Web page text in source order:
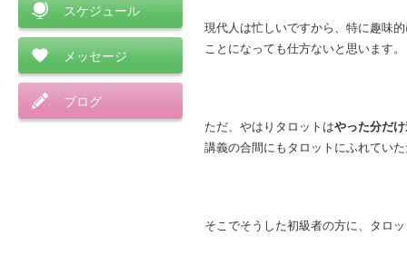
現代人は忙しいですから、特に趣味
ことになっても仕方ないと思います。
ただ、やはりタロットはやった分だ
講義の合間にもタロットにふれてい
そこでそうした初級者の方に、タロ
スケジュール
メッセージ
ブログ